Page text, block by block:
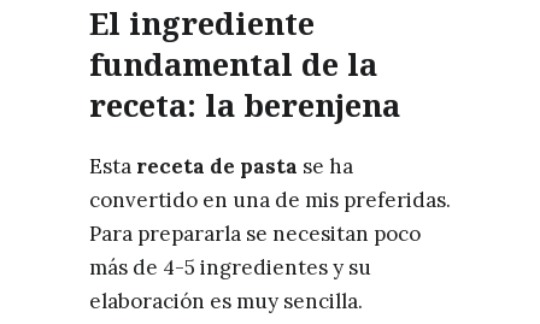
El ingrediente
fundamental de la
receta: la berenjena
Esta receta de pasta se ha
convertido en una de mis preferidas.
Para prepararla se necesitan poco
más de 4-5 ingredientes y su
elaboración es muy sencilla.